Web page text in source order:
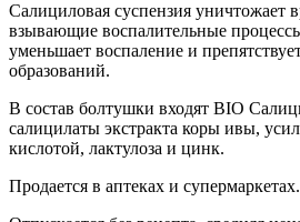
Салициловая суспензия уничтожает
взывающие воспалительные
уменьшает воспаление и
образований.
В состав болтушки входят BIO
салицилаты экстракта коры ивы,
кислотой, лактулоза и цинк.
Продается в аптеках и супермаркетах.